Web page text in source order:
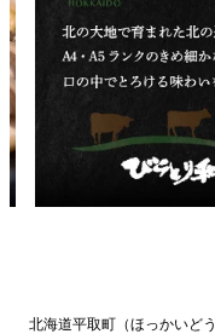
北海道平取町 （ほっかいどう